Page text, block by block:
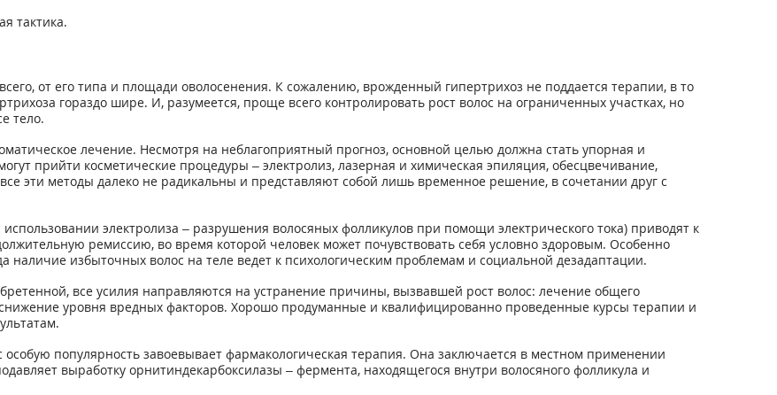
тактика.
от его типа и площади оволосенения. К сожалению, врожденный гипертрихоз не поддается терапии, в то
гораздо шире. И, разумеется, проще всего контролировать рост волос на ограниченных участках, но
тело.
лечение. Несмотря на неблагоприятный прогноз, основной целью должна стать упорная и
прийти косметические процедуры – электролиз, лазерная и химическая эпиляция, обесцвечивание,
эти методы далеко не радикальны и представляют собой лишь временное решение, в сочетании друг с
электролиза – разрушения волосяных фолликулов при помощи электрического тока) приводят к
ремиссию, во время которой человек может почувствовать себя условно здоровым. Особенно
наличие избыточных волос на теле ведет к психологическим проблемам и социальной дезадаптации.
все усилия направляются на устранение причины, вызвавшей рост волос: лечение общего
уровня вредных факторов. Хорошо продуманные и квалифицированно проведенные курсы терапии и
популярность завоевывает фармакологическая терапия. Она заключается в местном применении
выработку орнитиндекарбоксилазы – фермента, находящегося внутри волосяного фолликула и